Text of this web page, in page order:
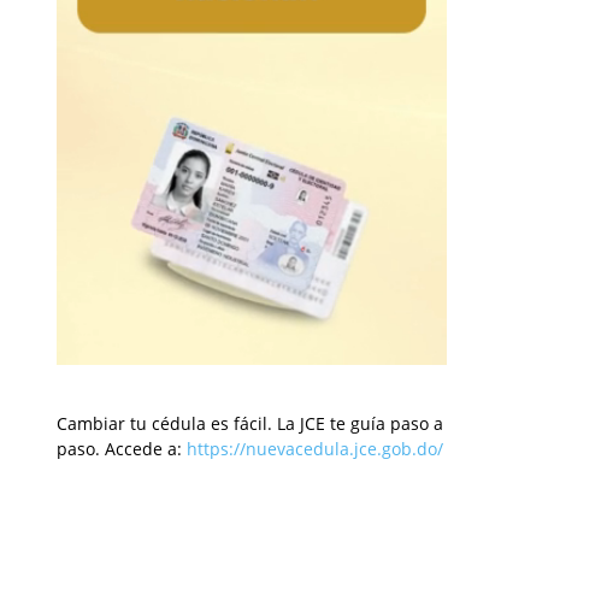
Cambiar tu cédula es fácil. La JCE te guía paso a
paso. Accede a: https://nuevacedula.jce.gob.do/